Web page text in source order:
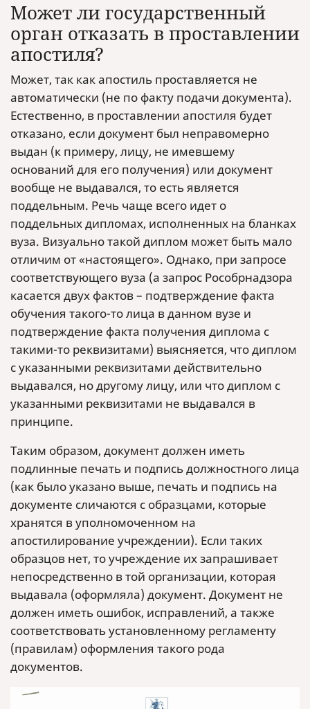
Может ли государственный
орган отказать в проставлении
апостиля?
Может, так как апостиль проставляется не
автоматически (не по факту подачи документа).
Естественно, в проставлении апостиля будет
отказано, если документ был неправомерно
выдан (к примеру, лицу, не имевшему
оснований для его получения) или документ
вообще не выдавался, то есть является
поддельным. Речь чаще всего идет о
поддельных дипломах, исполненных на бланках
вуза. Визуально такой диплом может быть мало
отличим от «настоящего». Однако, при запросе
соответствующего вуза (а запрос Рособрнадзора
касается двух фактов – подтверждение факта
обучения такого-то лица в данном вузе и
подтверждение факта получения диплома с
такими-то реквизитами) выясняется, что диплом
с указанными реквизитами действительно
выдавался, но другому лицу, или что диплом с
указанными реквизитами не выдавался в
принципе.
Таким образом, документ должен иметь
подлинные печать и подпись должностного лица
(как было указано выше, печать и подпись на
документе сличаются с образцами, которые
хранятся в уполномоченном на
апостилирование учреждении). Если таких
образцов нет, то учреждение их запрашивает
непосредственно в той организации, которая
выдавала (оформляла) документ. Документ не
должен иметь ошибок, исправлений, а также
соответствовать установленному регламенту
(правилам) оформления такого рода
документов.